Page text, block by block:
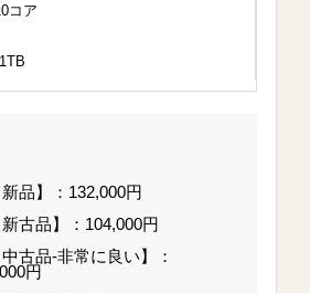
コア
品】：132,000円
古品】：104,000円
古品-非常に良い】：
円